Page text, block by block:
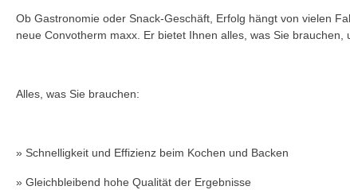
Ob Gastronomie oder Snack-Geschäft, Erfolg hängt von vielen
neue Convotherm maxx. Er bietet Ihnen alles, was Sie brauchen,
Alles, was Sie brauchen:
» Schnelligkeit und Effizienz beim Kochen und Backen
» Gleichbleibend hohe Qualität der Ergebnisse